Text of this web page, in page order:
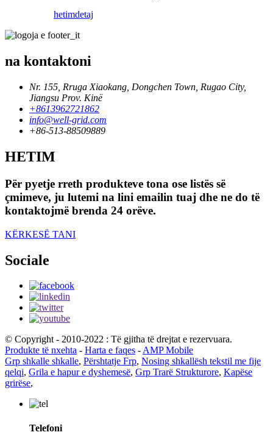
hetimdetaj
na kontaktoni
Nr. 155, Rruga Xiaokang, Dongchen Town, Rugao City,
Jiangsu Prov. Kinë
+8613962721862
info@well-grid.com
+86-513-88509889
HETIM
Për pyetje rreth produkteve tona ose listës së
çmimeve, ju lutemi na lini emailin tuaj dhe ne do të
kontaktojmë brenda 24 orëve.
KËRKESË TANI
Sociale
© Copyright - 2010-2022 : Të gjitha të drejtat e rezervuara.
Produkte të nxehta - Harta e faqes -AMP Mobile
Grp shkalle shkalle, Përshtatje Frp, Nosing shkallësh tekstil me fije
qelqi, Grila e hapur e dyshemesë, Grp Trarë Strukturore, Kapëse
grirëse,
Telefoni